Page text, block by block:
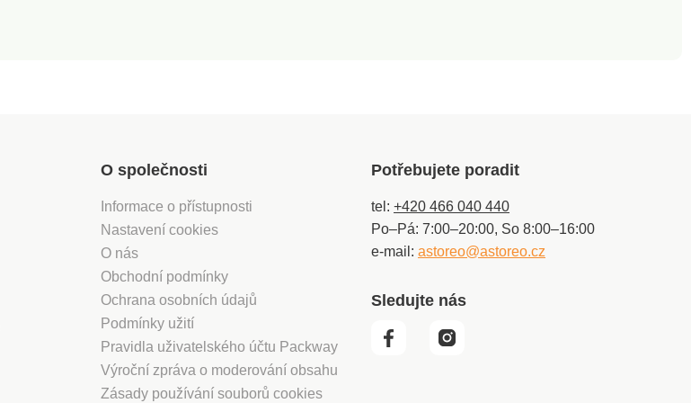
O společnosti
Informace o přístupnosti
Nastavení cookies
O nás
Obchodní podmínky
Ochrana osobních údajů
Podmínky užití
Pravidla uživatelského účtu Packway
Výroční zpráva o moderování obsahu
Zásady používání souborů cookies
Potřebujete poradit
tel: +420 466 040 440
Po–Pá: 7:00–20:00, So 8:00–16:00
e-mail: astoreo@astoreo.cz
Sledujte nás